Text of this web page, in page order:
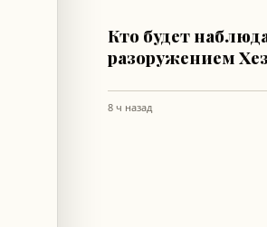
Кто будет
разоружением
8 ч назад